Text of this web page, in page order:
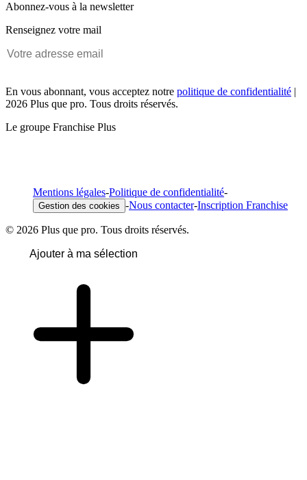
Abonnez-vous à la newsletter
Renseignez votre mail
En vous abonnant, vous acceptez notre politique de confidentialité |
2026 Plus que pro. Tous droits réservés.
Le groupe Franchise Plus
Mentions légales-Politique de confidentialité-
Gestion des cookies -Nous contacter-Inscription Franchise
© 2026 Plus que pro. Tous droits réservés.
Ajouter à ma sélection